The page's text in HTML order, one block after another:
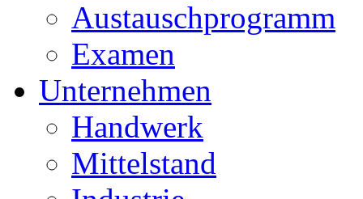
Austauschprogramm
Examen
Unternehmen
Handwerk
Mittelstand